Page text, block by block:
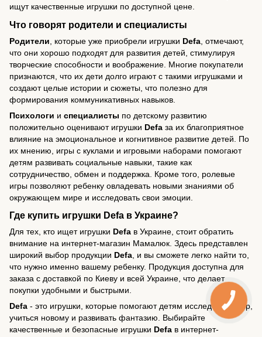
ищут качественные игрушки по доступной цене.
Что говорят родители и специалисты
Родители , которые уже приобрели игрушки Defa , отмечают,
что они хорошо подходят для развития детей, стимулируя
творческие способности и воображение. Многие покупатели
признаются, что их дети долго играют с такими игрушками и
создают целые истории и сюжеты, что полезно для
формирования коммуникативных навыков.
Психологи и специалисты по детскому развитию
положительно оценивают игрушки Defa за их благоприятное
влияние на эмоциональное и когнитивное развитие детей. По
их мнению, игры с куклами и игровыми наборами помогают
детям развивать социальные навыки, такие как
сотрудничество, обмен и поддержка. Кроме того, ролевые
игры позволяют ребенку овладевать новыми знаниями об
окружающем мире и исследовать свои эмоции.
Где купить игрушки Defa в Украине?
Для тех, кто ищет игрушки Defa в Украине, стоит обратить
внимание на интернет-магазин Мамалюк. Здесь представлен
широкий выбор продукции Defa, и вы сможете легко найти то,
что нужно именно вашему ребенку. Продукция доступна для
заказа с доставкой по Киеву и всей Украине, что делает
покупки удобными и быстрыми.
Defa - это игрушки, которые помогают детям исследовать мир,
учиться новому и развивать фантазию. Выбирайте
качественные и безопасные игрушки Defa в интернет-